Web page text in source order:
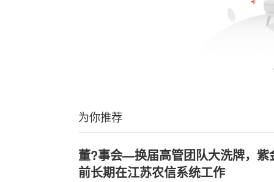
为你推荐
董?事会—换届高管团队大洗牌，紫
前长期在江苏农信系统工作